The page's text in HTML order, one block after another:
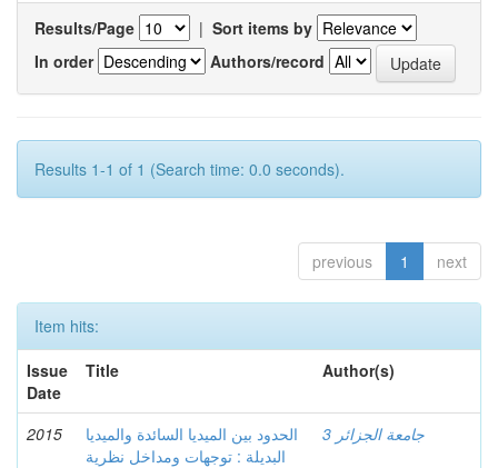
Results/Page | Sort items by
In order
Authors/record
Results 1-1 of 1 (Search time: 0.0 seconds).
previous 1 next
Item hits:
Issue
Date
Title Author(s)
2015
الحدود بين الميديا السائدة والميديا
البديلة : توجهات ومداخل نظرية
جامعة الجزائر 3